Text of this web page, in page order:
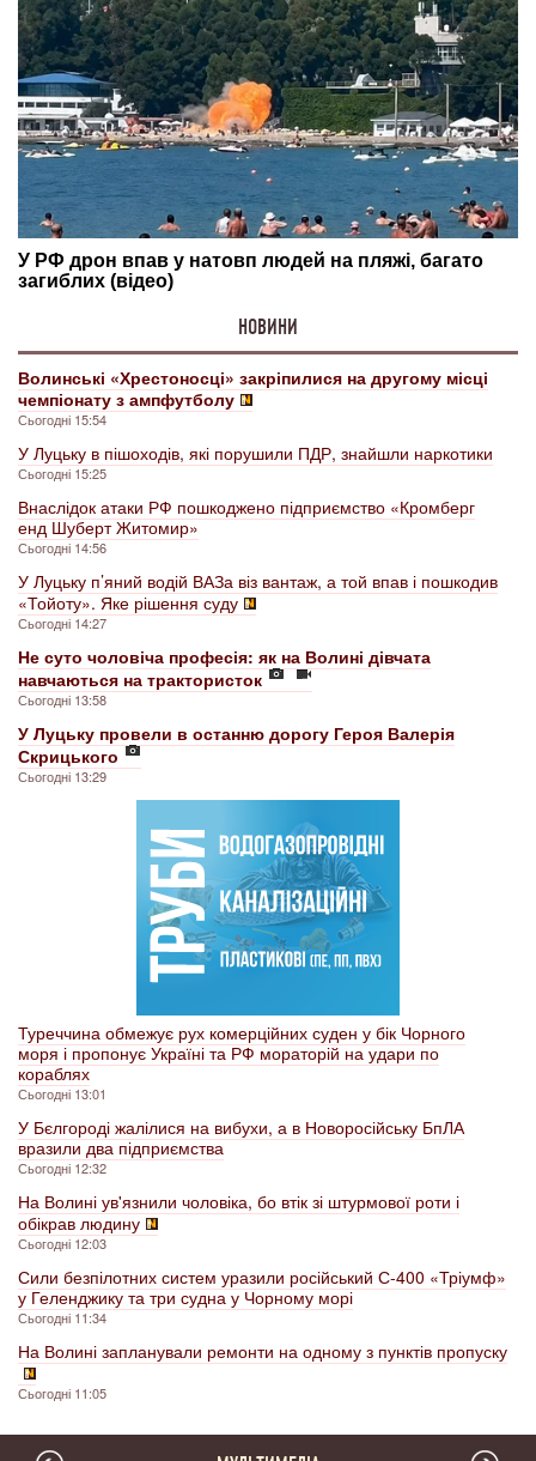
НОВИНИ
Волинські «Хрестоносці» закріпилися на другому місці
чемпіонату з ампфутболу
Сьогодні 15:54
У Луцьку в пішоходів, які порушили ПДР, знайшли наркотики
Сьогодні 15:25
Внаслідок атаки РФ пошкоджено підприємство «Кромберг
енд Шуберт Житомир»
Сьогодні 14:56
У Луцьку п’яний водій ВАЗа віз вантаж, а той впав і пошкодив
«Тойоту». Яке рішення суду
Сьогодні 14:27
Не суто чоловіча професія: як на Волині дівчата
навчаються на трактористок
Сьогодні 13:58
У Луцьку провели в останню дорогу Героя Валерія
Скрицького
Сьогодні 13:29
Туреччина обмежує рух комерційних суден у бік Чорного
моря і пропонує Україні та РФ мораторій на удари по
кораблях
Сьогодні 13:01
У Бєлгороді жалілися на вибухи, а в Новоросійську БпЛА
вразили два підприємства
Сьогодні 12:32
На Волині ув'язнили чоловіка, бо втік зі штурмової роти і
обікрав людину
Сьогодні 12:03
Сили безпілотних систем уразили російський С-400 «Тріумф»
у Геленджику та три судна у Чорному морі
Сьогодні 11:34
На Волині запланували ремонти на одному з пунктів пропуску
Сьогодні 11:05